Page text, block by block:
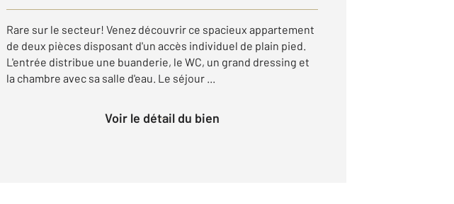
Rare sur le secteur! Venez découvrir ce spacieux appartement
de deux pièces disposant d'un accès individuel de plain pied.
L'entrée distribue une buanderie, le WC, un grand dressing et
la chambre avec sa salle d'eau. Le séjour ...
Voir le détail du bien